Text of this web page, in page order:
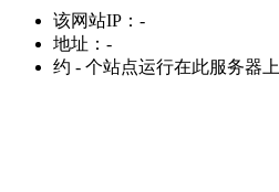
该网站IP： -
地址： -
约 - 个站点运行在此服务器上